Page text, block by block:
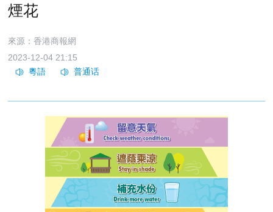
煙花
來源：香港商報網
2023-12-04 21:15